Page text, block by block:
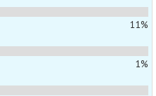
11%
1%